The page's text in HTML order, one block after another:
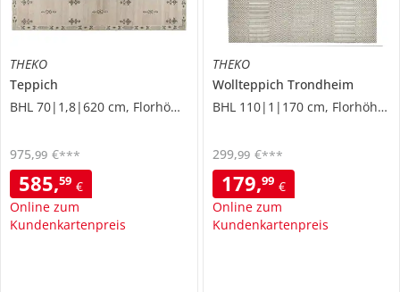
THEKO
Teppich
BHL 70|1,8|620 cm, Florhöhe 1,6 cm
585,59 €
Online zum
Kundenkartenpreis
975,99 €***
THEKO
Wollteppich Trondheim
BHL 110|1|170 cm, Florhöhe 1 cm
179,99 €
Online zum
Kundenkartenpreis
299,99 €***